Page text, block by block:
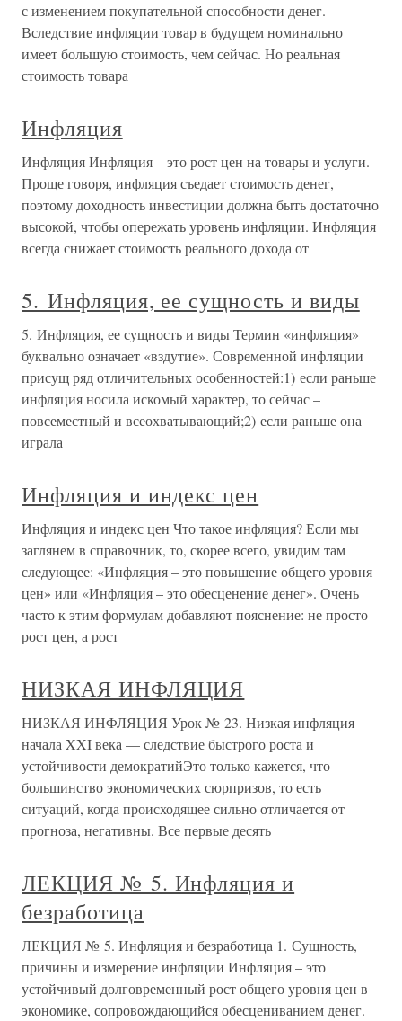
с изменением покупательной способности денег.
Вследствие инфляции товар в будущем номинально
имеет большую стоимость, чем сейчас. Но реальная
стоимость товара
Инфляция
Инфляция Инфляция – это рост цен на товары и услуги.
Проще говоря, инфляция съедает стоимость денег,
поэтому доходность инвестиции должна быть достаточно
высокой, чтобы опережать уровень инфляции. Инфляция
всегда снижает стоимость реального дохода от
5. Инфляция, ее сущность и виды
5. Инфляция, ее сущность и виды Термин «инфляция»
буквально означает «вздутие». Современной инфляции
присущ ряд отличительных особенностей:1) если раньше
инфляция носила искомый характер, то сейчас –
повсеместный и всеохватывающий;2) если раньше она
играла
Инфляция и индекс цен
Инфляция и индекс цен Что такое инфляция? Если мы
заглянем в справочник, то, скорее всего, увидим там
следующее: «Инфляция – это повышение общего уровня
цен» или «Инфляция – это обесценение денег». Очень
часто к этим формулам добавляют пояснение: не просто
рост цен, а рост
НИЗКАЯ ИНФЛЯЦИЯ
НИЗКАЯ ИНФЛЯЦИЯ Урок № 23. Низкая инфляция
начала XXI века — следствие быстрого роста и
устойчивости демократийЭто только кажется, что
большинство экономических сюрпризов, то есть
ситуаций, когда происходящее сильно отличается от
прогноза, негативны. Все первые десять
ЛЕКЦИЯ № 5. Инфляция и
безработица
ЛЕКЦИЯ № 5. Инфляция и безработица 1. Сущность,
причины и измерение инфляции Инфляция – это
устойчивый долговременный рост общего уровня цен в
экономике, сопровождающийся обесцениванием денег.